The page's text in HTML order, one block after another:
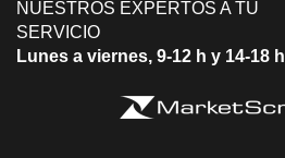
NUESTROS EXPERTOS A TU
SERVICIO
Lunes a viernes, 9-12 h y 14-18 h